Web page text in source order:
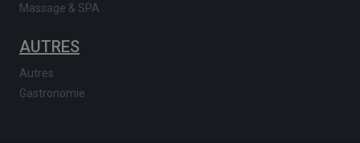
Massage & SPA
AUTRES
Autres
Gastronomie